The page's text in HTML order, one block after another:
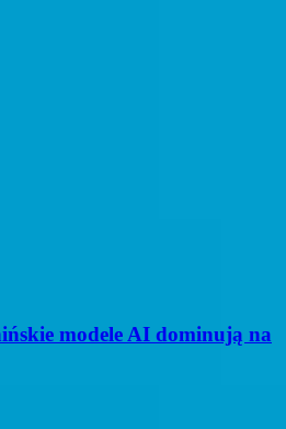
modele AI dominują na